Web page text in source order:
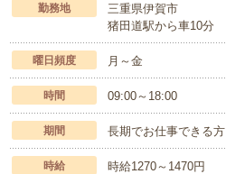
勤務地
三重県伊賀市
猪田道駅から車10分
曜日頻度 月～金
時間 09:00～18:00
期間 長期でお仕事できる方
時給 時給1270～1470円